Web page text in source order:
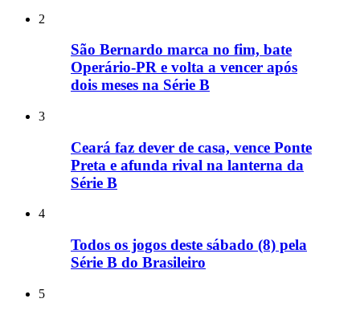
2
São Bernardo marca no fim, bate
Operário-PR e volta a vencer após
dois meses na Série B
3
Ceará faz dever de casa, vence Ponte
Preta e afunda rival na lanterna da
Série B
4
Todos os jogos deste sábado (8) pela
Série B do Brasileiro
5